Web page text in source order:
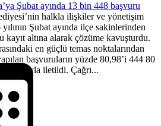
Şubat ayında 13 bin 448 başvuru
halkla ilişkiler ve yönetişim
Şubat ayında ilçe sakinlerinden
kayıt altına alarak çözüme kavuşturdu.
en güçlü temas noktalarından
başvuruların yüzde 80,98’i 444 80
iletildi. Çağrı...